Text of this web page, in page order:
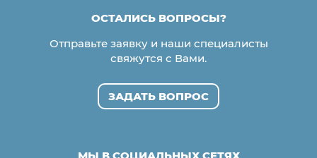
ОСТАЛИСЬ ВОПРОСЫ?
Отправьте заявку и наши специалисты
свяжутся с Вами.
ЗАДАТЬ ВОПРОС
МЫ В СОЦИАЛЬНЫХ СЕТЯХ